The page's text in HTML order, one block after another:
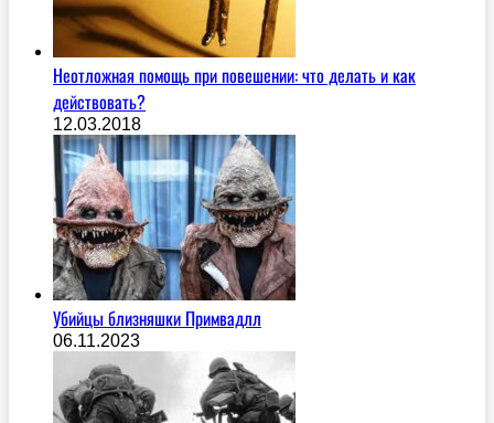
Неотложная помощь при повешении: что делать и как
действовать?
12.03.2018
Убийцы близняшки Примвадлл
06.11.2023